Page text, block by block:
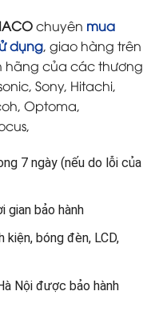
chuyên mua
dụng, giao hàng trên
hãng của các thương
Sony, Hitachi,
Optoma,
7 ngày (nếu do lỗi của
gian bảo hành
bóng đèn, LCD,
Nội được bảo hành